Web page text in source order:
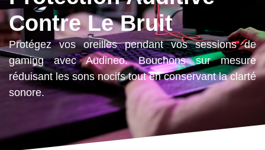
Contre Le Bruit
Protégez vos oreilles pendant vos sessions de
gaming avec Audineo. Bouchons sur mesure
réduisant les sons nocifs tout en conservant la clarté
sonore.